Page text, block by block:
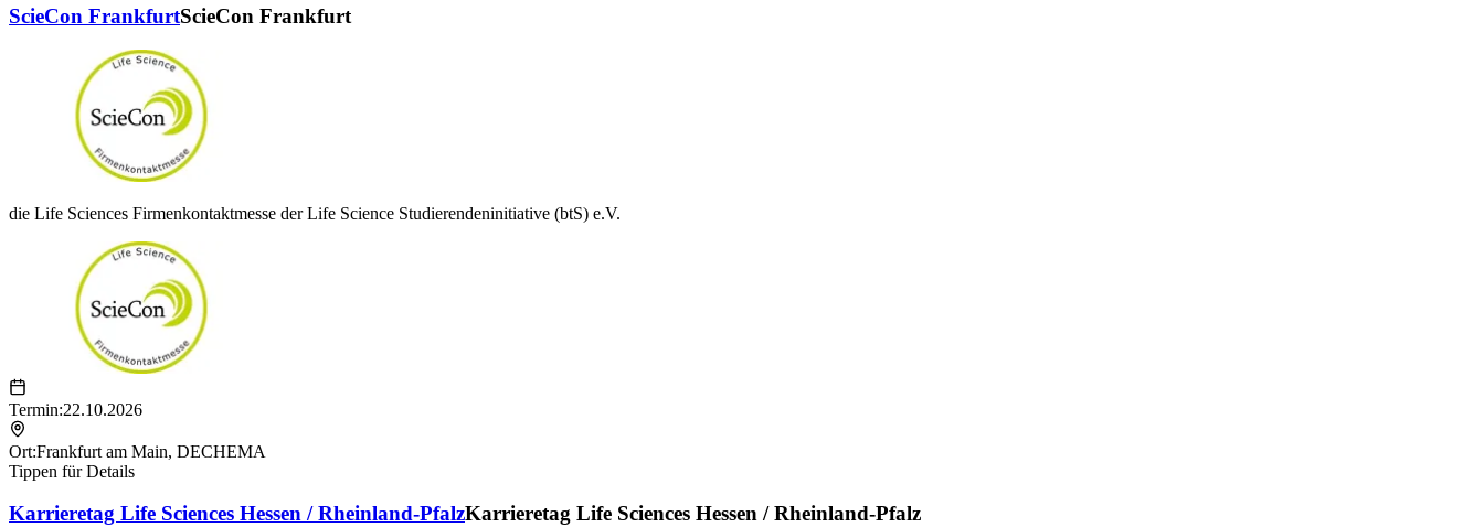
ScieCon FrankfurtScieCon Frankfurt
die Life Sciences Firmenkontaktmesse der Life Science Studierendeninitiative (btS) e.V.
Termin:22.10.2026
Ort:Frankfurt am Main, DECHEMA
Tippen für Details
Karrieretag Life Sciences Hessen / Rheinland-PfalzKarrieretag Life Sciences Hessen / Rheinland-Pfalz